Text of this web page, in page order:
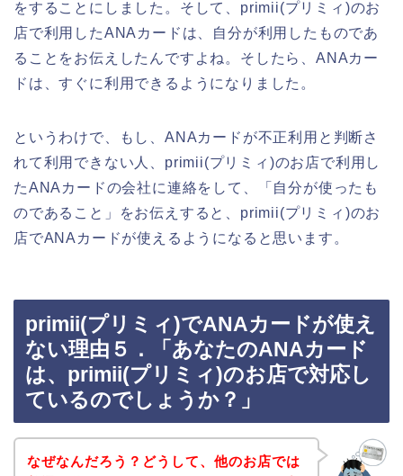
をすることにしました。そして、primii(プリミィ)のお
店で利用したANAカードは、自分が利用したものであ
ることをお伝えしたんですよね。そしたら、ANAカー
ドは、すぐに利用できるようになりました。
というわけで、もし、ANAカードが不正利用と判断さ
れて利用できない人、primii(プリミィ)のお店で利用し
たANAカードの会社に連絡をして、「自分が使ったも
のであること」をお伝えすると、primii(プリミィ)のお
店でANAカードが使えるようになると思います。
primii(プリミィ)でANAカードが使え
ない理由５．「あなたのANAカード
は、primii(プリミィ)のお店で対応し
ているのでしょうか？」
なぜなんだろう？どうして、他のお店では